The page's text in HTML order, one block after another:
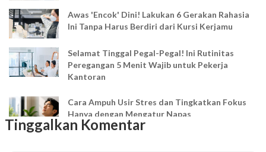
Awas 'Encok' Dini! Lakukan 6 Gerakan Rahasia
Ini Tanpa Harus Berdiri dari Kursi Kerjamu
Selamat Tinggal Pegal-Pegal! Ini Rutinitas
Peregangan 5 Menit Wajib untuk Pekerja
Kantoran
Cara Ampuh Usir Stres dan Tingkatkan Fokus
Hanya dengan Mengatur Napas
Tinggalkan Komentar